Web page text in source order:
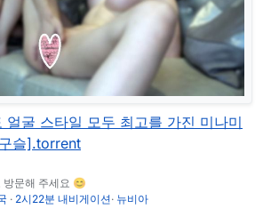
굴 스타일 모두 최고를 가진 미나미
슬].torrent
방문해 주세요 😊
· 2시22분 내비게이션· 뉴비아